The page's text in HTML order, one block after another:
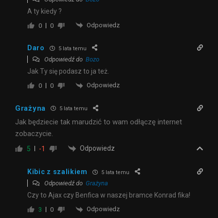
A ty kiedy ?
0 0 Odpowiedz
Daro 5 lata temu
Odpowiedź do Bozo
Jak Ty się podasz to ja też.
0 0 Odpowiedz
Grażyna 5 lata temu
Jak będziecie tak marudzić to wam odłączę internet
zobaczycie.
5 -1 Odpowiedz
Kibic z szalikiem 5 lata temu
Odpowiedź do Grażyna
Czy to Ajax czy Benfica w naszej bramce Konrad fika!
3 0 Odpowiedz